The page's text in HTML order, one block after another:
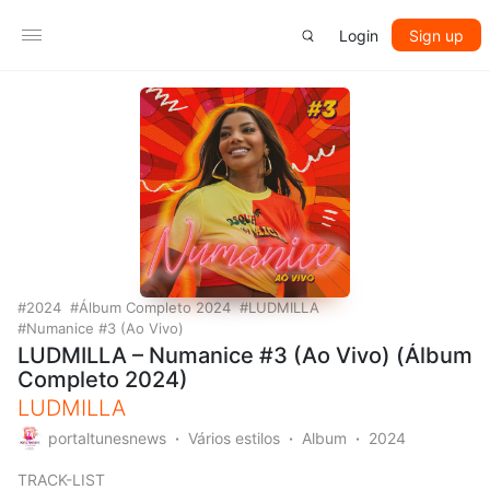
Login Sign up
2024 Álbum Completo 2024
LUDMILLA
Numanice #3 (Ao Vivo)
LUDMILLA – Numanice #3 (Ao Vivo) (Álbum
Completo 2024)
LUDMILLA
portaltunesnews Vários estilos Album 2024
TRACK-LIST